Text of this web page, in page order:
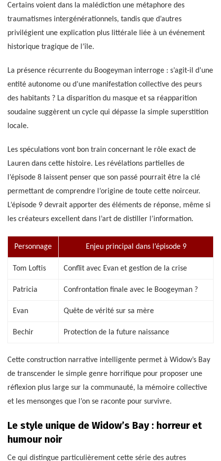
Certains voient dans la malédiction une métaphore des
traumatismes intergénérationnels, tandis que d’autres
privilégient une explication plus littérale liée à un événement
historique tragique de l’île.
La présence récurrente du Boogeyman interroge : s’agit-il d’une
entité autonome ou d’une manifestation collective des peurs
des habitants ? La disparition du masque et sa réapparition
soudaine suggèrent un cycle qui dépasse la simple superstition
locale.
Les spéculations vont bon train concernant le rôle exact de
Lauren dans cette histoire. Les révélations partielles de
l’épisode 8 laissent penser que son passé pourrait être la clé
permettant de comprendre l’origine de toute cette noirceur.
L’épisode 9 devrait apporter des éléments de réponse, même si
les créateurs excellent dans l’art de distiller l’information.
Personnage Enjeu principal dans l’épisode 9
Tom Loftis Conflit avec Evan et gestion de la crise
Patricia Confrontation finale avec le Boogeyman ?
Evan Quête de vérité sur sa mère
Bechir Protection de la future naissance
Cette construction narrative intelligente permet à Widow’s Bay
de transcender le simple genre horrifique pour proposer une
réflexion plus large sur la communauté, la mémoire collective
et les mensonges que l’on se raconte pour survivre.
Le style unique de Widow’s Bay : horreur et
humour noir
Ce qui distingue particulièrement cette série des autres